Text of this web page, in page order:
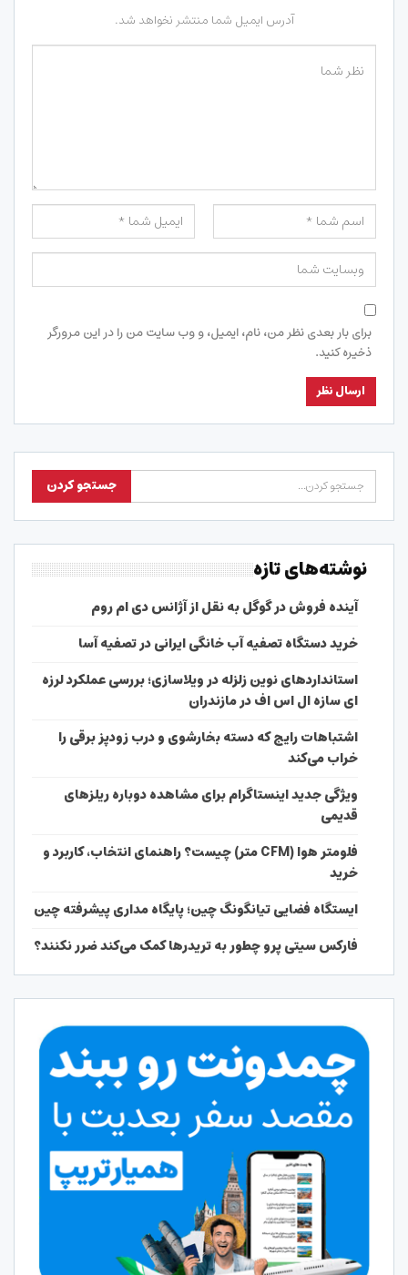
آدرس ایمیل شما منتشر نخواهد شد.
برای بار بعدی نظر من، نام، ایمیل، و وب سایت من را در این مرورگر
ذخیره کنید.
نوشته‌های تازه
آینده فروش در گوگل به نقل از آژانس دی ام روم
خرید دستگاه تصفیه آب خانگی ایرانی در تصفیه آسا
استانداردهای نوین زلزله در ویلاسازی؛ بررسی عملکرد لرزه
ای سازه ال اس اف در مازندران
اشتباهات رایج که دسته بخارشوی و درب زودپز برقی را
خراب می‌کند
ویژگی جدید اینستاگرام برای مشاهده دوباره ریلزهای
قدیمی
فلومتر هوا (CFM متر) چیست؟ راهنمای انتخاب، کاربرد و
خرید
ایستگاه فضایی تیانگونگ چین؛ پایگاه مداری پیشرفته چین
فارکس سیتی پرو چطور به تریدرها کمک می‌کند ضرر نکنند؟